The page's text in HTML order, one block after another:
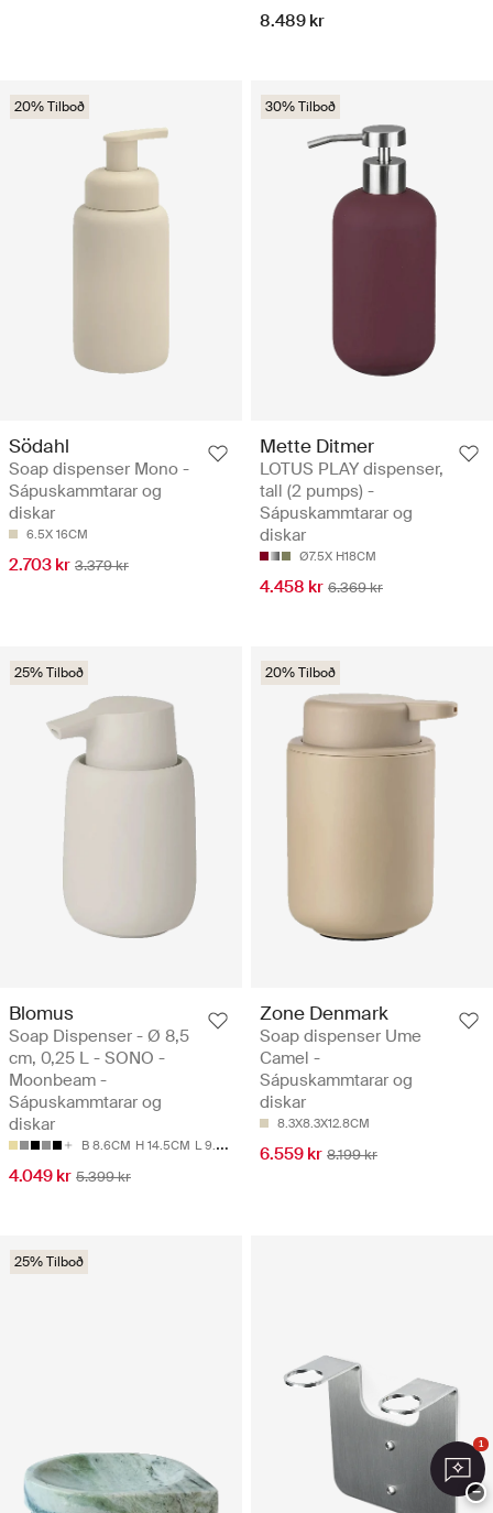
8.489 kr
20% Tilboð
Södahl
Soap dispenser Mono -
Sápuskammtarar og
diskar
6.5X 16CM
2.703 kr 3.379 kr
30% Tilboð
Mette Ditmer
LOTUS PLAY dispenser,
tall (2 pumps) -
Sápuskammtarar og
diskar
Ø7.5X H18CM
4.458 kr 6.369 kr
25% Tilboð
Blomus
Soap Dispenser - Ø 8,5
cm, 0,25 L - SONO -
Moonbeam -
Sápuskammtarar og
diskar
B 8.6CM H 14.5CM L 9.5CM
4.049 kr 5.399 kr
20% Tilboð
Zone Denmark
Soap dispenser Ume
Camel -
Sápuskammtarar og
diskar
8.3X8.3X12.8CM
6.559 kr 8.199 kr
25% Tilboð
1
−